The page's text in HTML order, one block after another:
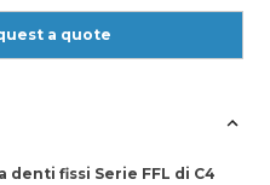
a quote
fissi Serie FFL di C4